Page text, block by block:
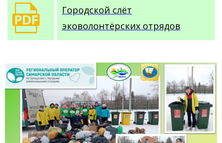
Городской слёт
эковолонтёрских отрядов